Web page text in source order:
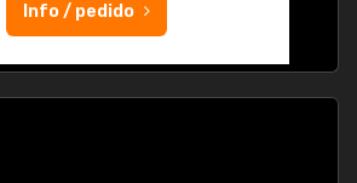
Info / pedido